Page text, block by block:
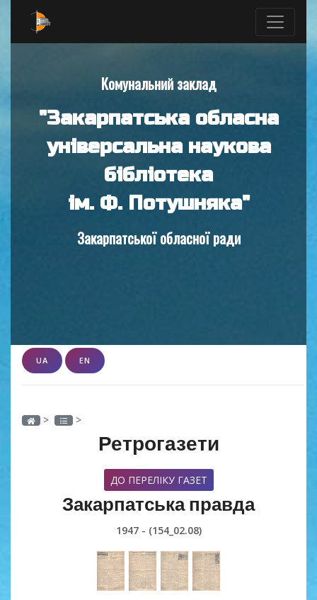
Комунальний заклад
"Закарпатська обласна
універсальна наукова
бібліотека
ім. Ф. Потушняка"
Закарпатської обласної ради
UA EN
> >
Ретрогазети
ДО ПЕРЕЛІКУ ГАЗЕТ
Закарпатська правда
1947 - (154_02.08)